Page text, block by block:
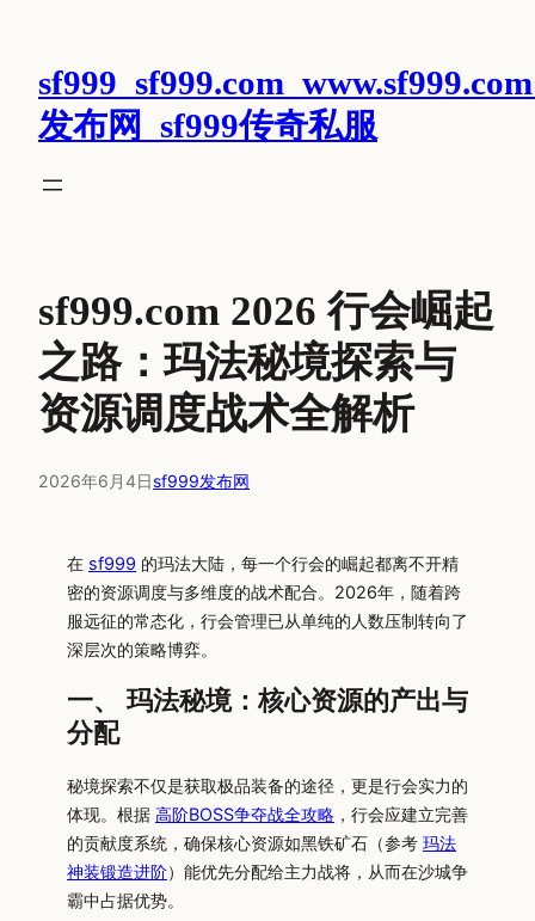
发布网_sf999传奇私服
sf999.com 2026 行会崛起
之路：玛法秘境探索与
资源调度战术全解析
2026年6月4日sf999发布网
在 sf999 的玛法大陆，每一个行会的崛起都离不开精
密的资源调度与多维度的战术配合。2026年，随着跨
服远征的常态化，行会管理已从单纯的人数压制转向了
深层次的策略博弈。
一、 玛法秘境：核心资源的产出与
分配
秘境探索不仅是获取极品装备的途径，更是行会实力的
体现。根据 高阶BOSS争夺战全攻略 ，行会应建立完善
的贡献度系统，确保核心资源如黑铁矿石（参考 玛法
神装锻造进阶）能优先分配给主力战将，从而在沙城争
霸中占据优势。